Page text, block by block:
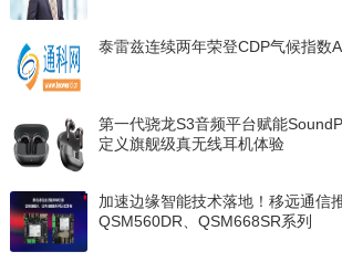
泰雷兹连续两年荣登CDP气候指数
第一代骁龙S3音频平台赋能
定义旗舰级真无线耳机体验
加速边缘智能技术落地！移远通信
QSM560DR、QSM668SR系列